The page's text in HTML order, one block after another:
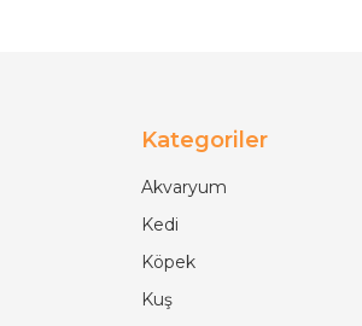
Kategoriler
Akvaryum
Kedi
Köpek
Kuş